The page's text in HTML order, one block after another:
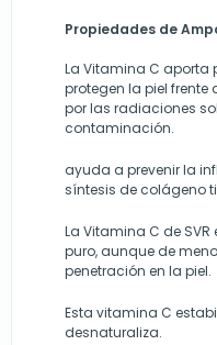
Propiedades de
La Vitamina C aporta
protegen la piel
por las radiaciones
contaminación.
ayuda a prevenir la
síntesis de colágeno
La Vitamina C de
puro, aunque de
penetración en la piel.
Esta vitamina C
desnaturaliza.